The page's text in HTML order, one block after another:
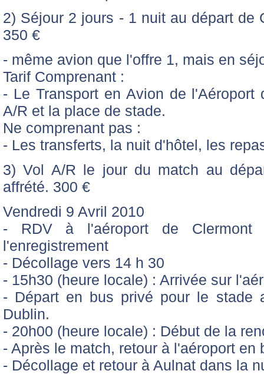
2) Séjour 2 jours - 1 nuit au départ de
350 €
- même avion que l'offre 1, mais en
Tarif Comprenant :
- Le Transport en Avion de l'Aéroport
A/R et la place de stade.
Ne comprenant pas :
- Les transferts, la nuit d'hôtel, les
3) Vol A/R le jour du match au
affrété. 300 €
Vendredi 9 Avril 2010
- RDV à l'aéroport de
l'enregistrement
- Décollage vers 14 h 30
- 15h30 (heure locale) : Arrivée sur
- Départ en bus privé pour le stade
Dublin.
- 20h00 (heure locale) : Début de la
- Après le match, retour à l'aéroport en
- Décollage et retour à Aulnat dans la